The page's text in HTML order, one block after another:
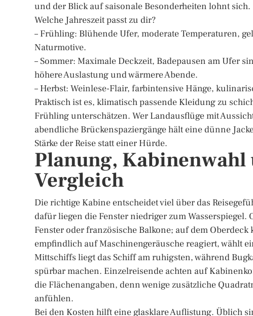
und der Blick auf saisonale Besonderheiten lohnt sich.
Welche Jahreszeit passt zu dir?
– Frühling: Blühende Ufer, moderate Temperaturen,
Naturmotive.
– Sommer: Maximale Deckzeit, Badepausen am Ufer
höhere Auslastung und wärmere Abende.
– Herbst: Weinlese-Flair, farbintensive Hänge,
Praktisch ist es, klimatisch passende Kleidung zu
Frühling unterschätzen. Wer Landausflüge mit
abendliche Brückenspaziergänge hält eine dünne
Stärke der Reise statt einer Hürde.
Planung,
Vergleich
Die richtige Kabine entscheidet viel über das
dafür liegen die Fenster niedriger zum
Fenster oder französische Balkone; auf dem
empfindlich auf Maschinengeräusche reagiert, wählt
Mittschiffs liegt das Schiff am ruhigsten, während
spürbar machen. Einzelreisende achten auf
die Flächenangaben, denn wenige zusätzliche
anfühlen.
Bei den Kosten hilft eine glasklare Auflistung. Üblich